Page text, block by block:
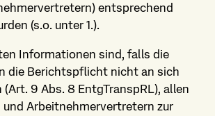
entsprechend
(s.o. unter 1.).
Informationen sind, falls die
die Berichtspflicht nicht an sich
(Art. 9 Abs. 8 EntgTranspRL), allen
Arbeitnehmer­vertretern zur